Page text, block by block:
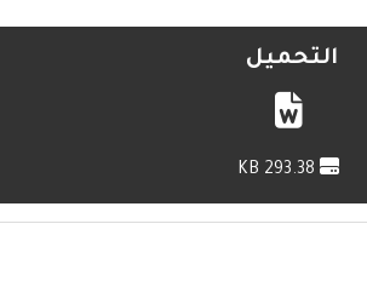
التحميل